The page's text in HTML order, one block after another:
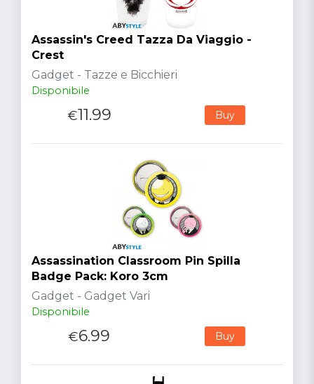
Assassin's Creed Tazza Da Viaggio -
Crest
Gadget - Tazze e Bicchieri
Disponibile
€11.99 Buy
Assassination Classroom Pin Spilla
Badge Pack: Koro 3cm
Gadget - Gadget Vari
Disponibile
€6.99 Buy